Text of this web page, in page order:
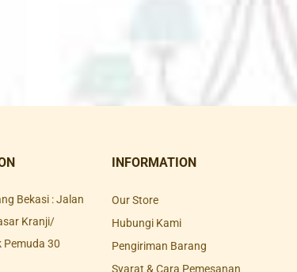
Bekasi : Jalan
Kranji/
Pemuda 30
INFORMATION
Our Store
Hubungi Kami
Pengiriman Barang
Syarat & Cara Pemesanan